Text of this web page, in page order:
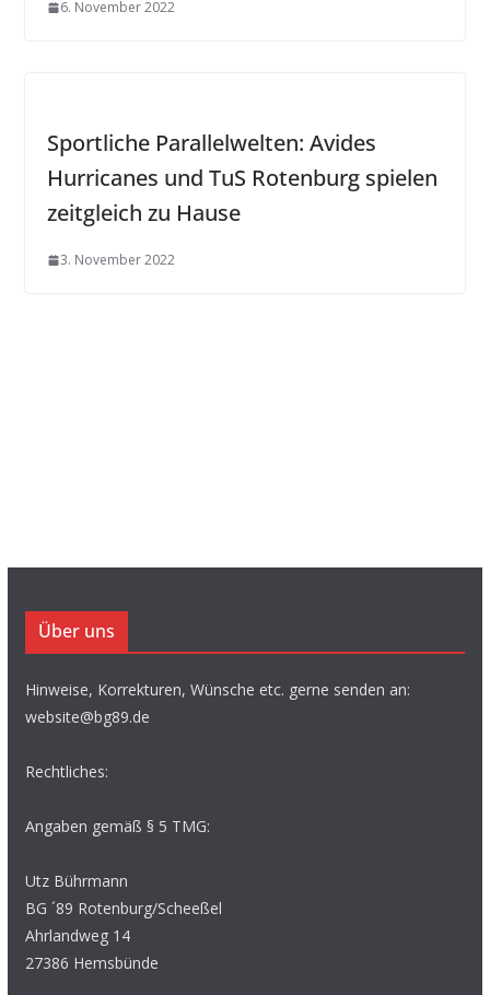
6. November 2022
Sportliche Parallelwelten: Avides
Hurricanes und TuS Rotenburg spielen
zeitgleich zu Hause
3. November 2022
Über uns
Hinweise, Korrekturen, Wünsche etc. gerne senden an:
website@bg89.de
Rechtliches:
Angaben gemäß § 5 TMG:
Utz Bührmann
BG ´89 Rotenburg/Scheeßel
Ahrlandweg 14
27386 Hemsbünde